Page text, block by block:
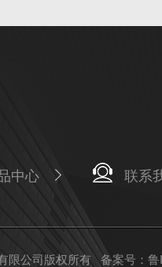
中心 联系
限公司版权所有备案号：